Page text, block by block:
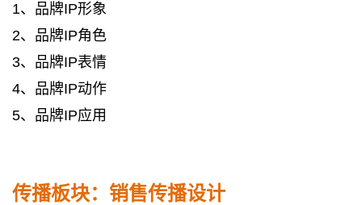
1、品牌IP形象
2、品牌IP角色
3、品牌IP表情
4、品牌IP动作
5、品牌IP应用
传播板块：销售传播设计